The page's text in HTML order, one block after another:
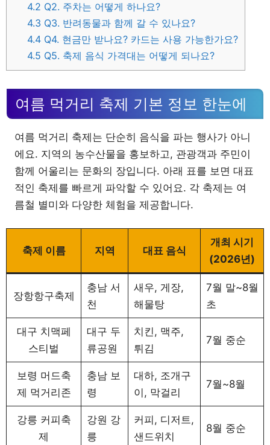
4.2 Q2. 주차는 어떻게 하나요?
4.3 Q3. 반려동물과 함께 갈 수 있나요?
4.4 Q4. 현금만 받나요? 카드는 사용 가능한가요?
4.5 Q5. 축제 음식 가격대는 어떻게 되나요?
여름 먹거리 축제 기본 정보 한눈에
여름 먹거리 축제는 단순히 음식을 파는 행사가 아니
에요. 지역의 농수산물을 홍보하고, 관광객과 주민이
함께 어울리는 문화의 장입니다. 아래 표를 보면 대표
적인 축제를 빠르게 파악할 수 있어요. 각 축제는 여
름철 별미와 다양한 체험을 제공합니다.
축제 이름 지역 대표 음식
개최 시기
(2026년)
장항항구축제
충남 서
천
새우, 게장,
해물탕
7월 말~8월
초
대구 치맥페
스티벌
대구 두
류공원
치킨, 맥주,
튀김
7월 중순
보령 머드축
제 먹거리존
충남 보
령
대하, 조개구
이, 막걸리
7월~8월
강릉 커피축
제
강원 강
릉
커피, 디저트,
샌드위치
8월 중순